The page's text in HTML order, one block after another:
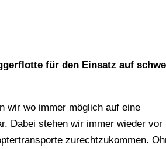
für den Einsatz auf
wir wo immer möglich auf eine
Dabei stehen wir immer wieder vor
zurechtzukommen.